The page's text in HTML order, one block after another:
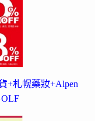
+札幌藥妝+Alpen